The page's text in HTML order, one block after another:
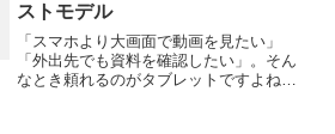
ストモデル
「スマホより大画面で動画を見たい」
「外出先でも資料を確認したい」。そん
なとき頼れるのがタブレットですよね。